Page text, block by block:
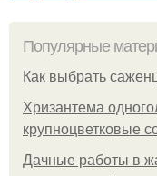
Популярные
Как выбрать
Хризантема
крупноцветковые
Дачные работы в